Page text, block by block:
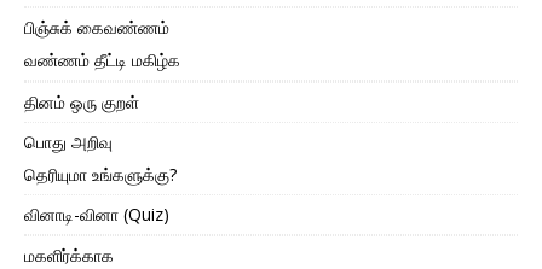
பிஞ்சுக் கைவண்ணம்
வண்ணம் தீட்டி மகிழ்க
தினம் ஒரு குறள்
பொது அறிவு
தெரியுமா உங்களுக்கு?
வினாடி-வினா (Quiz)
மகளிர்க்காக